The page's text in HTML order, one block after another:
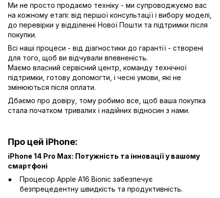
Ми не просто продаємо техніку - ми супроводжуємо вас
на кожному етапі: від першої консультації і вибору моделі,
до перевірки у відділенні Нової Пошти та підтримки після
покупки.
Всі наші процеси - від діагностики до гарантії - створені
для того, щоб ви відчували впевненість.
Маємо власний сервісний центр, команду технічної
підтримки, готову допомогти, і чесні умови, які не
змінюються після оплати.
Дбаємо про довіру, тому робимо все, щоб ваша покупка
стала початком тривалих і надійних відносин з нами.
Про цей iPhone:
iPhone 14 Pro Max: Потужність та інновації у вашому
смартфоні
Процесор Apple A16 Bionic забезпечує
безпрецедентну швидкість та продуктивність.